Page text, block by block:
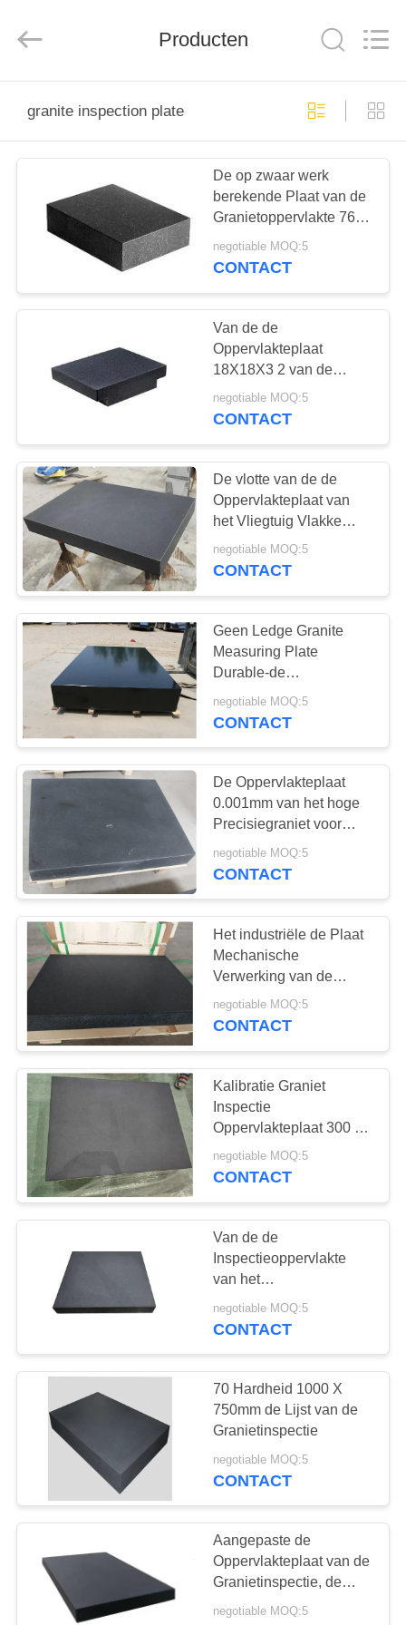
PRODUCTEN
ONGEVEER
ONS
FABRIEKSREIS
KWALITEITSCONTROLE
CONTACTEER
ONS
NIEUWS
VERZOEK
OM EEN
CITAAT
SITEMAP
PRIVACY
POLICY
Trading
Rights
Producten
granite inspection plate
De op zwaar werk
berekende Plaat van de
Granietoppervlakte 76
Kg Aangepast Ontwerp
voor Hulpmiddelzaal
negotiable MOQ:5
CONTACT
Van de de
Oppervlakteplaat
18X18X3 2 van de
Granietinspectie van de
de Randprecisie de de
negotiable MOQ:5
CONTACT
De vlotte van de de
Oppervlakteplaat van
het Vliegtuig Vlakke
Graniet van de de Roest
Vrije Machine Plaat van
negotiable MOQ:5
CONTACT
Geen Ledge Granite
Measuring Plate
Durable-de
Plaatkaliberbepaling
van de Rangb
negotiable MOQ:5
CONTACT
De Oppervlakteplaat
0.001mm van het hoge
Precisiegraniet voor
Coördinaat die Machine
meet
negotiable MOQ:5
CONTACT
Het industriële de Plaat
Mechanische
Verwerking van de
Granietoppervlakte
Hand Oppoetsen
negotiable MOQ:5
CONTACT
Kalibratie Graniet
Inspectie
Oppervlakteplaat 300 X
300 Met Standaard
negotiable MOQ:5
CONTACT
Van de de
Inspectieoppervlakte
van het
kaliberbepalingsgraniet
de Plaattribune het
negotiable MOQ:5
CONTACT
70 Hardheid 1000 X
750mm de Lijst van de
Granietinspectie
negotiable MOQ:5
CONTACT
Aangepaste de
Oppervlakteplaat van de
Granietinspectie, de
Lijstrangen 00 van het
negotiable MOQ:5